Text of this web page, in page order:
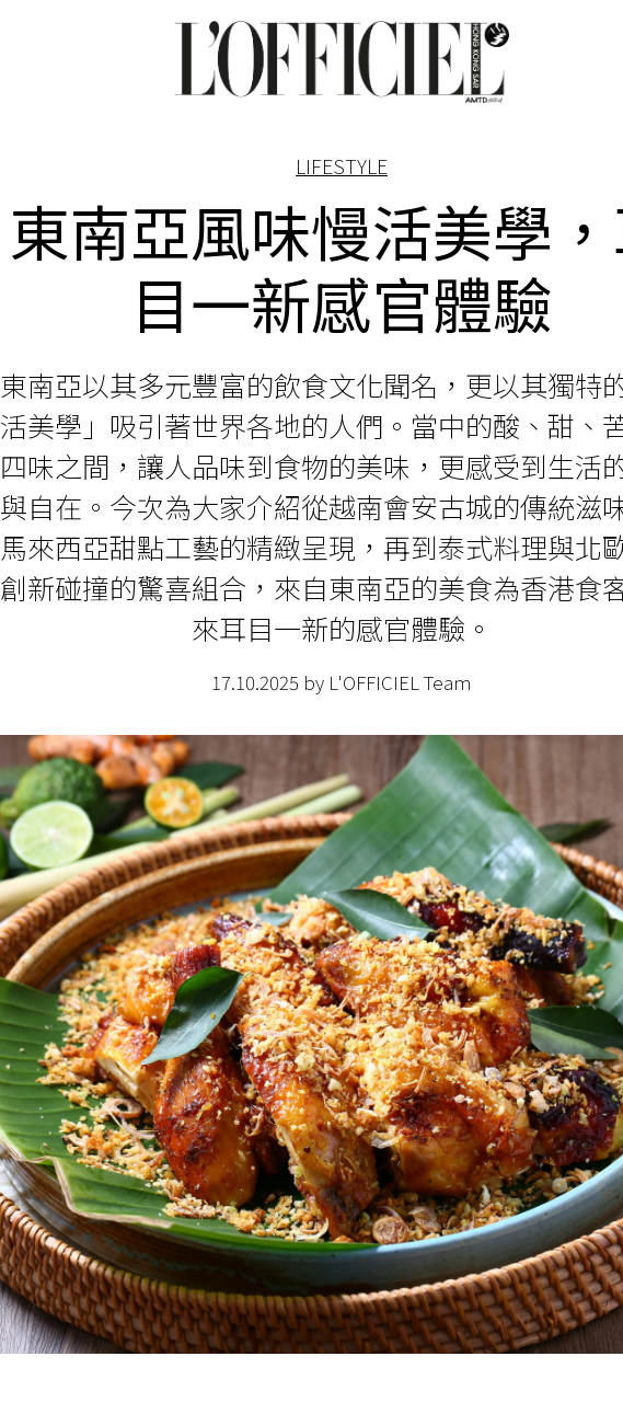
LIFESTYLE
東南亞風味慢活美學
目一新感官體驗
東南亞以其多元豐富的飲食文化聞名，更以其獨特
活美學」吸引著世界各地的人們。當中的酸、甜、
四味之間，讓人品味到食物的美味，更感受到生活
與自在。今次為大家介紹從越南會安古城的傳統滋
馬來西亞甜點工藝的精緻呈現，再到泰式料理與北
創新碰撞的驚喜組合，來自東南亞的美食為香港食
來耳目一新的感官體驗。
17.10.2025 by L'OFFICIEL Team